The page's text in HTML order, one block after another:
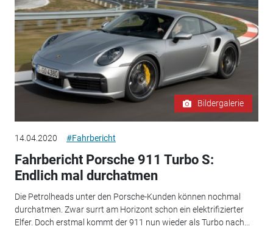
Bildergalerie
14.04.2020 #Fahrbericht
Fahrbericht Porsche 911 Turbo S:
Endlich mal durchatmen
Die Petrolheads unter den Porsche-Kunden können nochmal
durchatmen. Zwar surrt am Horizont schon ein elektrifizierter
Elfer. Doch erstmal kommt der 911 nun wieder als Turbo nach...